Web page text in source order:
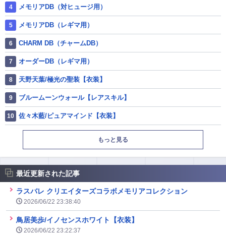
メモリアDB（対ヒュージ用）
メモリアDB（レギマ用）
CHARM DB（チャームDB）
オーダーDB（レギマ用）
天野天葉/極光の聖装【衣装】
ブルームーンウォール【レアスキル】
佐々木藍/ピュアマインド【衣装】
もっと見る
最近更新された記事
ラスバレ クリエイターズコラボメモリアコレクション
2026/06/22 23:38:40
鳥居美歩/イノセンスホワイト【衣装】
2026/06/22 23:22:37